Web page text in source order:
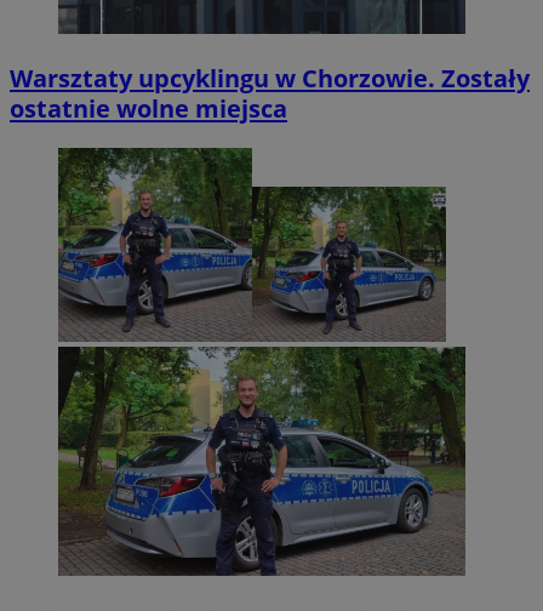
Warsztaty upcyklingu w Chorzowie. Zostały
ostatnie wolne miejsca